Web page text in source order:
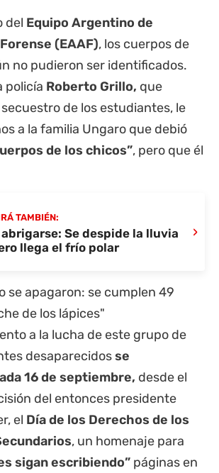
del Equipo Argentino de
(EAAF), los cuerpos de
no pudieron ser identificados.
policía Roberto Grillo, que
de los estudiantes, le
a la familia Ungaro que debió
de los chicos”, pero que él
TAMBIÉN:
abrigarse: Se despide la lluvia
llega el frío polar
›
a la lucha de este grupo de
desaparecidosse
16 de septiembre, desde el
del entonces presidente
el Día de los Derechos de los
, un homenaje para
sigan escribiendo” páginas en